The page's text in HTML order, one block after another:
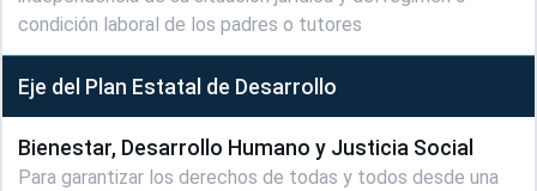
condición laboral de los padres o tutores
Eje del Plan Estatal de Desarrollo
Bienestar, Desarrollo Humano y Justicia Social
Para garantizar los derechos de todas y todos desde una